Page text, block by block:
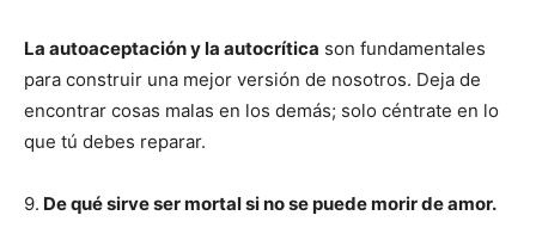
La autoaceptación y la autocrítica son fundamentales
para construir una mejor versión de nosotros. Deja de
encontrar cosas malas en los demás; solo céntrate en lo
que tú debes reparar.
9. De qué sirve ser mortal si no se puede morir de amor.